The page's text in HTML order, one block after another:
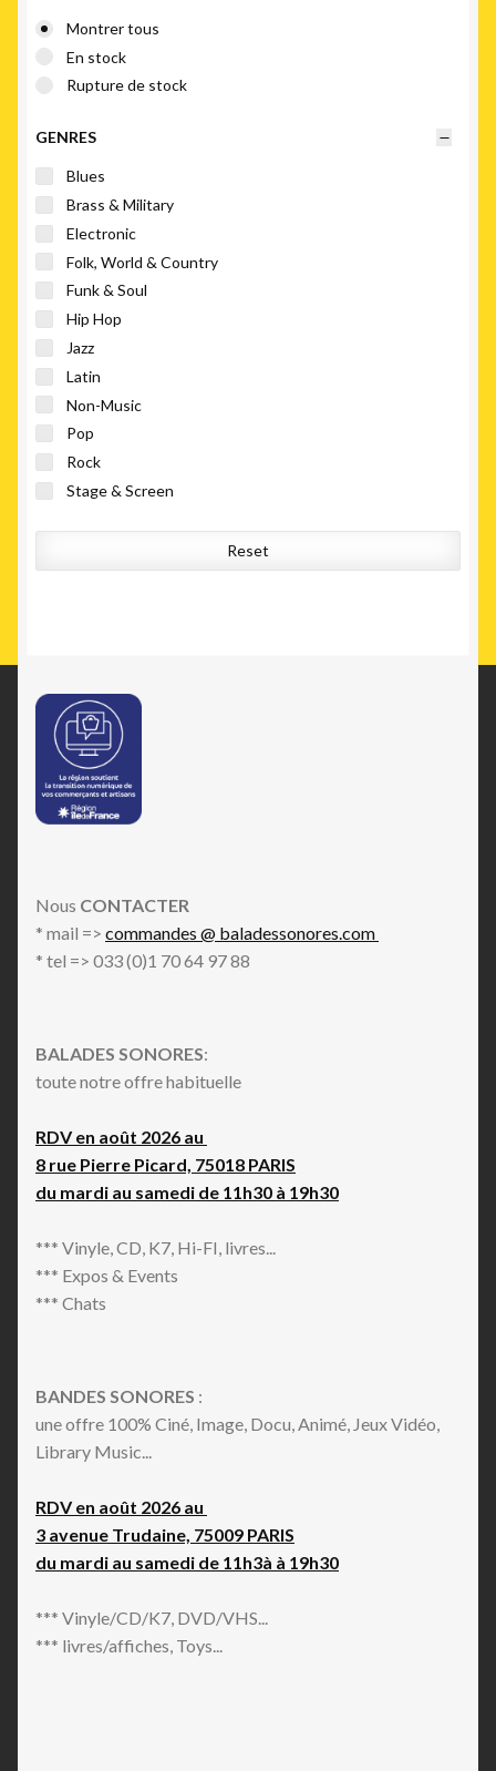
Montrer tous
En stock
Rupture de stock
GENRES
Blues
Brass & Military
Electronic
Folk, World & Country
Funk & Soul
Hip Hop
Jazz
Latin
Non-Music
Pop
Rock
Stage & Screen
Reset
Nous CONTACTER
* mail => commandes @ baladessonores.com
* tel => 033 (0)1 70 64 97 88
BALADES SONORES:
toute notre offre habituelle
RDV en août 2026 au
8 rue Pierre Picard, 75018 PARIS
du mardi au samedi de 11h30 à 19h30
*** Vinyle, CD, K7, Hi-FI, livres...
*** Expos & Events
*** Chats
BANDES SONORES :
une offre 100% Ciné, Image, Docu, Animé, Jeux Vidéo,
Library Music...
RDV en août 2026 au
3 avenue Trudaine, 75009 PARIS
du mardi au samedi de 11h3à à 19h30
*** Vinyle/CD/K7, DVD/VHS...
*** livres/affiches, Toys...